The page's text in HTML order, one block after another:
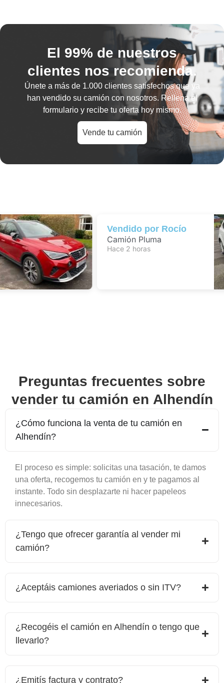
El 99% de nuestros
clientes nos recomienda.
Únete a más de 1.000 clientes satisfechosque ya
han vendido su camión con nosotros. Rellena el
formulario y recibe tu oferta hoy mismo.
Vende tu camión
Vendido porRocío
Camión Pluma
Hace 2 horas
Preguntas frecuentes sobre
vender tu camión en Alhendín
¿Cómo funciona la venta de tu camión en
Alhendín?
El proceso es simple: solicitas una tasación, te damos
una oferta, recogemos tu camión en y te pagamos al
instante. Todo sin desplazarte ni hacer papeleos
innecesarios.
¿Tengo que ofrecer garantía al vender mi
camión?
¿Aceptáis camiones averiados o sin ITV?
¿Recogéis el camión en Alhendín o tengo que
llevarlo?
¿Emitís factura y contrato?